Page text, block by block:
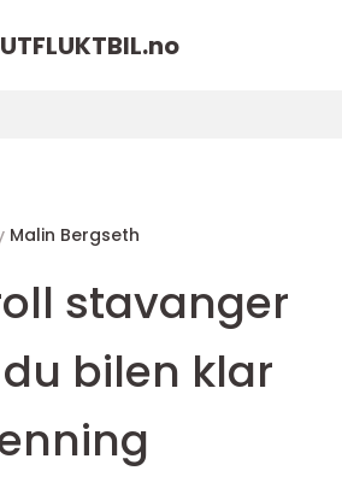
UTFLUKTBIL.no
Malin Bergseth
stavanger
bilen klar